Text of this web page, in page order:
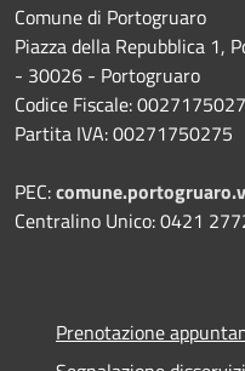
Comune di Portogruaro
Piazza della Repubblica 1,
- 30026 - Portogruaro
Codice Fiscale:
Partita IVA: 00271750275
PEC:
Centralino Unico: 0421
Prenotazione